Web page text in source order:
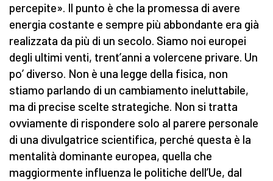
percepite». Il punto è che la promessa di avere
energia costante e sempre più abbondante era già
realizzata da più di un secolo. Siamo noi europei
degli ultimi venti, trent’anni a volercene privare. Un
po’ diverso. Non è una legge della fisica, non
stiamo parlando di un cambiamento ineluttabile,
ma di precise scelte strategiche. Non si tratta
ovviamente di rispondere solo al parere personale
di una divulgatrice scientifica, perché questa è la
mentalità dominante europea, quella che
maggiormente influenza le politiche dell’Ue, dal